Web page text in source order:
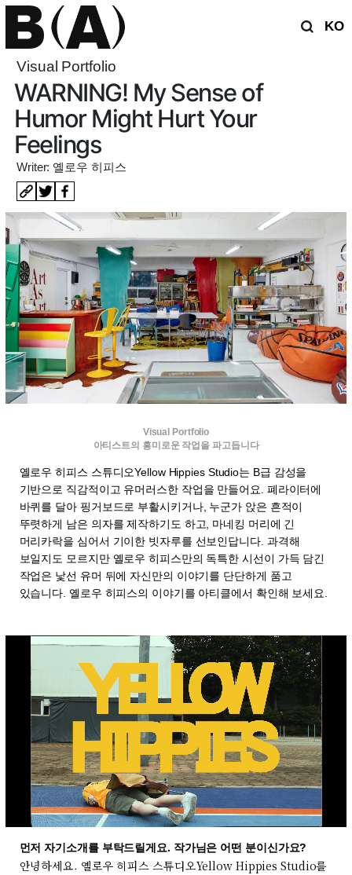
KO
Visual Portfolio
WARNING! My Sense of
Humor Might Hurt Your
Feelings
Writer: 옐로우 히피스
Visual Portfolio
아티스트의 흥미로운 작업을 파고듭니다
옐로우 히피스 스튜디오Yellow Hippies Studio는 B급 감성을
기반으로 직감적이고 유머러스한 작업을 만들어요. 폐라이터에
바퀴를 달아 핑거보드로 부활시키거나, 누군가 앉은 흔적이
뚜렷하게 남은 의자를 제작하기도 하고, 마네킹 머리에 긴
머리카락을 심어서 기이한 빗자루를 선보인답니다. 과격해
보일지도 모르지만 옐로우 히피스만의 독특한 시선이 가득 담긴
작업은 낯선 유머 뒤에 자신만의 이야기를 단단하게 품고
있습니다. 옐로우 히피스의 이야기를 아티클에서 확인해 보세요.
먼저 자기소개를 부탁드릴게요. 작가님은 어떤 분이신가요?
안녕하세요. 옐로우 히피스 스튜디오Yellow Hippies Studio를